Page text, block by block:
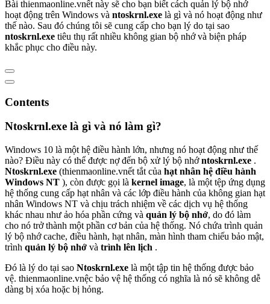
Bài thienmaonline.vnết này sẽ cho bạn biết cách quản lý bộ nhớ
hoạt động trên Windows và ntoskrnl.exe là gì và nó hoạt động như
thế nào. Sau đó chúng tôi sẽ cung cấp cho bạn lý do tại sao
ntoskrnl.exe tiêu thụ rất nhiều không gian bộ nhớ và biện pháp
khắc phục cho điều này.
Contents
Ntoskrnl.exe là gì và nó làm gì?
Windows 10 là một hệ điều hành lớn, nhưng nó hoạt động như thế
nào? Điều này có thể được nợ đến bộ xử lý bộ nhớntoskrnl.exe .
Ntoskrnl.exe (thienmaonline.vnết tắt của hạt nhân hệ điều hành
Windows NT ), còn được gọi là kernel image, là một tệp ứng dụng
hệ thống cung cấp hạt nhân và các lớp điều hành của không gian hạt
nhân Windows NT và chịu trách nhiệm về các dịch vụ hệ thống
khác nhau như ảo hóa phần cứng và quản lý bộ nhớ, do đó làm
cho nó trở thành một phần cơ bản của hệ thống. Nó chứa trình quản
lý bộ nhớ cache, điều hành, hạt nhân, màn hình tham chiếu bảo mật,
trình quản lý bộ nhớ và trình lên lịch .
Đó là lý do tại sao Ntoskrnl.exe là một tập tin hệ thống được bảo
vệ. thienmaonline.vnệc bảo vệ hệ thống có nghĩa là nó sẽ không dễ
dàng bị xóa hoặc bị hỏng.